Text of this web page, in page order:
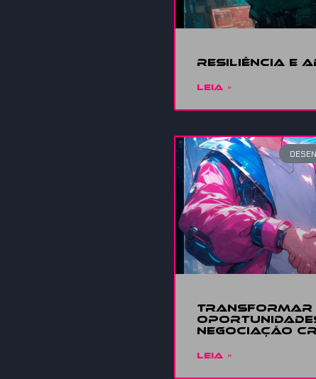
Resiliência e
LEIA »
Transformar
Negociação
LEIA »